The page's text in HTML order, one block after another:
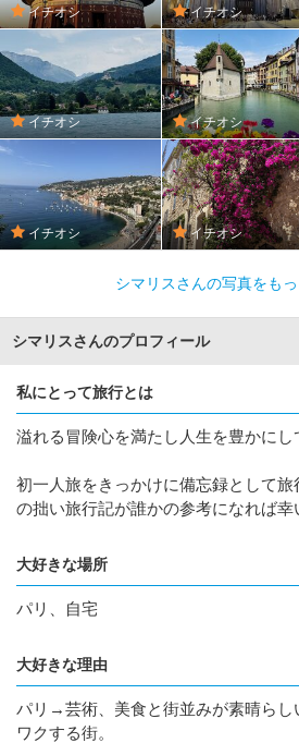
イチオシ イチオシ
イチオシ イチオシ
イチオシ イチオシ
シマリスさんの写真をも
シマリスさんのプロフィール
私にとって旅行とは
溢れる冒険心を満たし人生を豊かにし
初一人旅をきっかけに備忘録として
の拙い旅行記が誰かの参考になれば幸
大好きな場所
パリ、自宅
大好きな理由
パリ→芸術、美食と街並みが素晴らし
ワクする街。